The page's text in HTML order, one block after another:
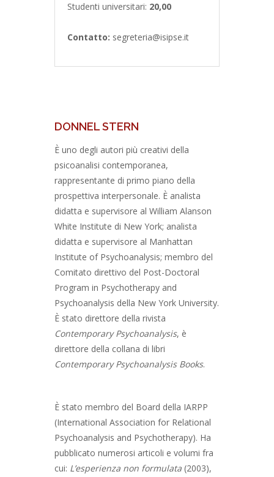
Studenti universitari: 20,00
Contatto: segreteria@isipse.it
DONNEL STERN
È uno degli autori più creativi della
psicoanalisi contemporanea,
rappresentante di primo piano della
prospettiva interpersonale. È analista
didatta e supervisore al William Alanson
White Institute di New York; analista
didatta e supervisore al Manhattan
Institute of Psychoanalysis; membro del
Comitato direttivo del Post-Doctoral
Program in Psychotherapy and
Psychoanalysis della New York University.
È stato direttore della rivista
Contemporary Psychoanalysis, è
direttore della collana di libri
Contemporary Psychoanalysis Books.
È stato membro del Board della IARPP
(International Association for Relational
Psychoanalysis and Psychotherapy). Ha
pubblicato numerosi articoli e volumi fra
cui: L’esperienza non formulata (2003),